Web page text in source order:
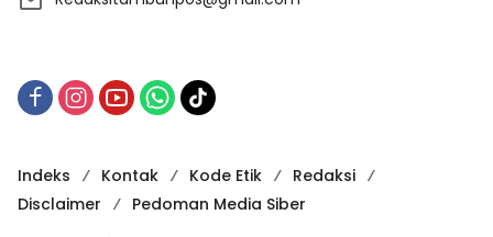
Indeks Kontak Kode Etik
Redaksi
Disclaimer
Pedoman Media Siber